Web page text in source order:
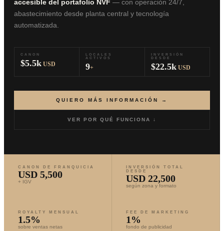
accesible del portafolio NVF — con operación 24/7,
abastecimiento desde planta central y tecnología
automatizada.
CANON
$5.5k USD
LOCALES
ACTIVOS
9+
INVERSIÓN
DESDE
$22.5kUSD
QUIERO MÁS INFORMACIÓN →
VER POR QUÉ FUNCIONA ↓
CANON DE FRANQUICIA
USD 5,500
+ IGV
INVERSIÓN TOTAL
DESDE
USD 22,500
según zona y formato
ROYALTY MENSUAL
1.5%
sobre ventas netas
FEE DE MARKETING
1%
fondo de publicidad